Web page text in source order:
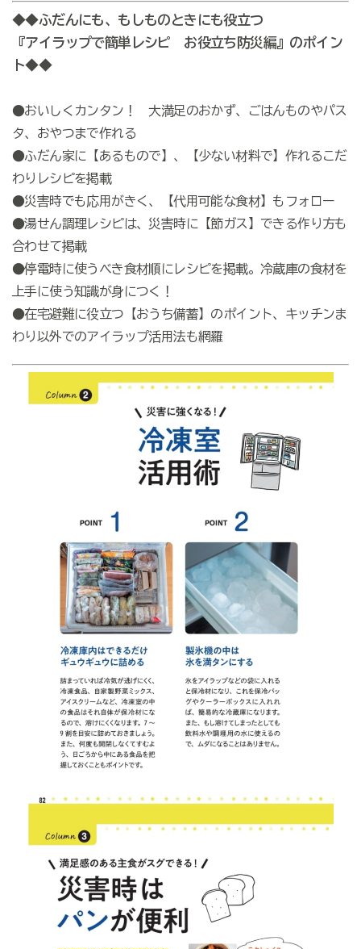
◆◆ふだんにも、もしものときにも役立つ
『アイラップで簡単レシピ お役立ち防災編』のポイン
ト◆◆
●おいしくカンタン！ 大満足のおかず、ごはんものやパス
タ、おやつまで作れる
●ふだん家に【あるもので】、【少ない材料で】作れるこだ
わりレシピを掲載
●災害時でも応用がきく、【代用可能な食材】もフォロー
●湯せん調理レシピは、災害時に【節ガス】できる作り方も
合わせて掲載
●停電時に使うべき食材順にレシピを掲載。冷蔵庫の食材を
上手に使う知識が身につく！
●在宅避難に役立つ【おうち備蓄】のポイント、キッチンま
わり以外でのアイラップ活用法も網羅